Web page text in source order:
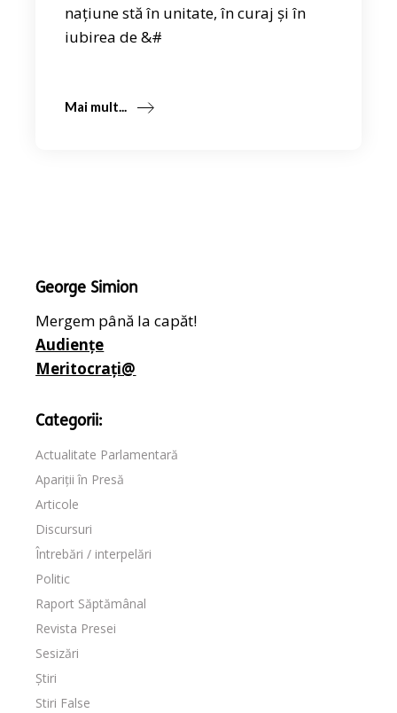
națiune stă în unitate, în curaj și în
iubirea de &#
Mai mult...
George Simion
Mergem până la capăt!
Audiențe
Meritocrați@
Categorii:
Actualitate Parlamentară
Apariții în Presă
Articole
Discursuri
Întrebări / interpelări
Politic
Raport Săptămânal
Revista Presei
Sesizări
Știri
Stiri False